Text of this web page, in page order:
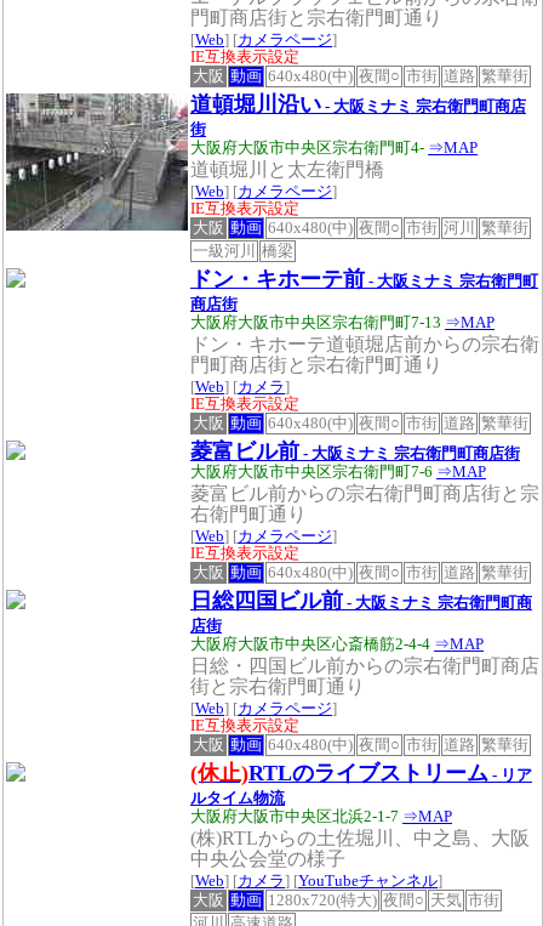
門町商店街と宗右衛門町通り
[Web] [カメラページ]
IE互換表示設定
大阪 動画 640x480(中) 夜間○ 市街 道路 繁華街
道頓堀川沿い - 大阪ミナミ 宗右衛門町商店
街
大阪府大阪市中央区宗右衛門町4- ⇒MAP
道頓堀川と太左衛門橋
[Web] [カメラページ]
IE互換表示設定
大阪 動画 640x480(中) 夜間○ 市街 河川
繁華街
一級河川
橋梁
ドン・キホーテ前 - 大阪ミナミ 宗右衛門町
商店街
大阪府大阪市中央区宗右衛門町7-13 ⇒MAP
ドン・キホーテ道頓堀店前からの宗右衛
門町商店街と宗右衛門町通り
[Web] [カメラ]
IE互換表示設定
大阪 動画 640x480(中) 夜間○ 市街 道路 繁華街
菱富ビル前 - 大阪ミナミ 宗右衛門町商店街
大阪府大阪市中央区宗右衛門町7-6 ⇒MAP
菱富ビル前からの宗右衛門町商店街と宗
右衛門町通り
[Web] [カメラページ]
IE互換表示設定
大阪 動画 640x480(中) 夜間○ 市街 道路 繁華街
日総四国ビル前 - 大阪ミナミ 宗右衛門町商
店街
大阪府大阪市中央区心斎橋筋2-4-4 ⇒MAP
日総・四国ビル前からの宗右衛門町商店
街と宗右衛門町通り
[Web] [カメラページ]
IE互換表示設定
大阪 動画 640x480(中) 夜間○ 市街 道路 繁華街
(休止)RTLのライブストリーム - リア
ルタイム物流
大阪府大阪市中央区北浜2-1-7 ⇒MAP
(株)RTLからの土佐堀川、中之島、大阪
中央公会堂の様子
[Web] [カメラ] [YouTubeチャンネル]
大阪 動画 1280x720(特大) 夜間○ 天気 市街